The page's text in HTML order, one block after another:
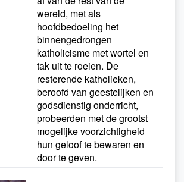
wereld, met als
hoofdbedoeling het
binnengedrongen
katholicisme met wortel en
tak uit te roeien. De
resterende katholieken,
beroofd van geestelijken en
godsdienstig onderricht,
probeerden met de grootst
mogelijke voorzichtigheid
hun geloof te bewaren en
door te geven.